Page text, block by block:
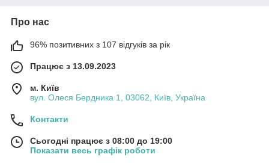
Про нас
96% позитивних з 107 відгуків за рік
Працює з 13.09.2023
м. Київ
вул. Олеся Бердника 1, 03062, Київ, Україна
Контакти
Сьогодні працює з 08:00 до 19:00
Показати весь графік роботи